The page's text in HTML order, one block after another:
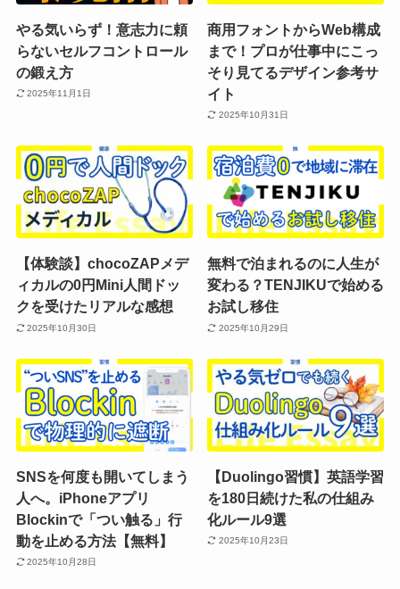
やる気いらず！意志力に頼
らないセルフコントロール
の鍛え方
2025年11月1日
商用フォントからWeb構成
まで！プロが仕事中にこっ
そり見てるデザイン参考サ
イト
2025年10月31日
【体験談】chocoZAPメデ
ィカルの0円Mini人間ドッ
クを受けたリアルな感想
2025年10月30日
無料で泊まれるのに人生が
変わる？TENJIKUで始める
お試し移住
2025年10月29日
SNSを何度も開いてしまう
人へ。iPhoneアプリ
Blockinで「つい触る」行
動を止める方法【無料】
2025年10月28日
【Duolingo習慣】英語学習
を180日続けた私の仕組み
化ルール9選
2025年10月23日